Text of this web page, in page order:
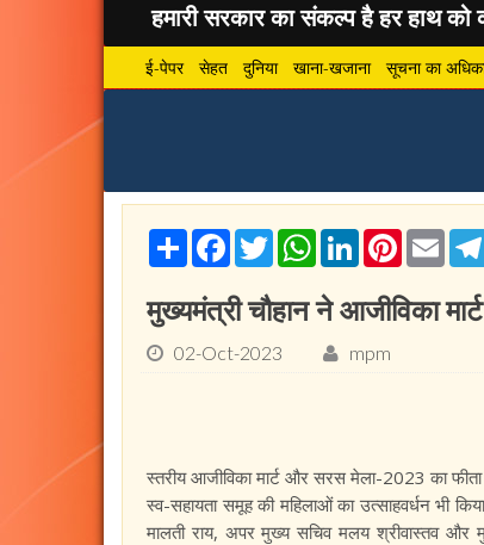
हमारी सरकार का संकल्प है हर हाथ को
ई-पेपर सेहत दुनिया खाना-खजाना सूचना का
ShareFacebook
TwitterWhatsApp
LinkedInPinterest
मुख्यमंत्री चौहान ने आजीविका
02-Oct-2023 mpm
स्तरीय आजीविका मार्ट और सरस मेला-2023 का
स्व-सहायता समूह की महिलाओं का उत्साहवर्धन भी
मालती राय, अपर मुख्य सचिव मलय श्रीवास्तव और